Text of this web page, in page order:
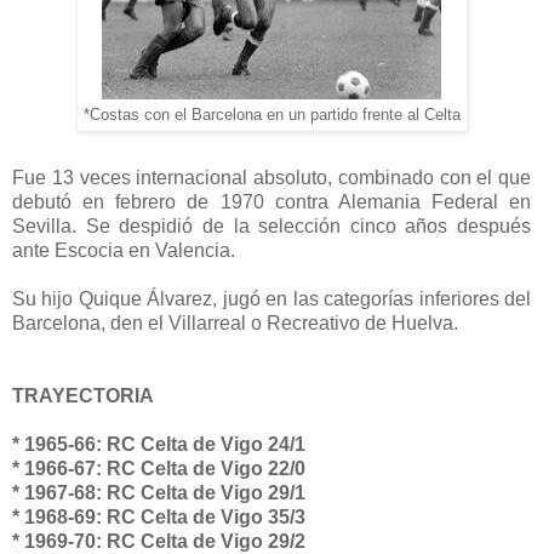
*Costas con el Barcelona en un partido frente al Celta
Fue 13 veces internacional absoluto, combinado con el que
debutó en febrero de 1970 contra Alemania Federal en
Sevilla. Se despidió de la selección cinco años después
ante Escocia en Valencia.
Su hijo Quique Álvarez, jugó en las categorías inferiores del
Barcelona, den el Villarreal o Recreativo de Huelva.
TRAYECTORIA
* 1965-66: RC Celta de Vigo 24/1
* 1966-67: RC Celta de Vigo 22/0
* 1967-68: RC Celta de Vigo 29/1
* 1968-69: RC Celta de Vigo 35/3
* 1969-70: RC Celta de Vigo 29/2